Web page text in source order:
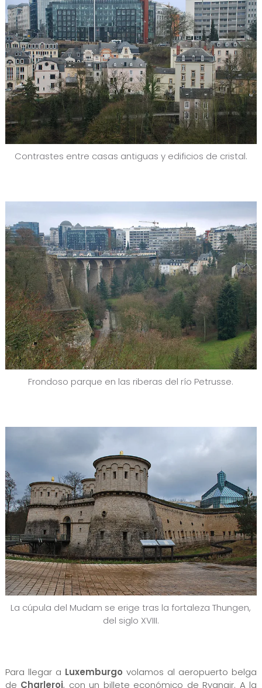
Contrastes entre casas antiguas y edificios de cristal.
Frondoso parque en las riberas del río Petrusse.
La cúpula del Mudam se erige tras la fortaleza Thungen,
del siglo XVIII.
Para llegar a Luxemburgo volamos al aeropuerto belga
de Charleroi, con un billete económico de Ryanair. A la